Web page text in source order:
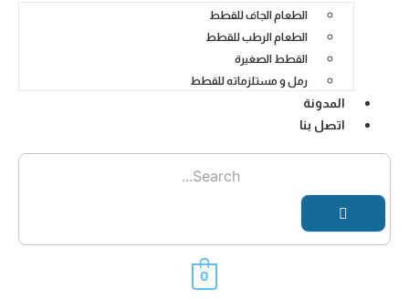
الطعام الجاف للقطط
الطعام الرطب للقطط
القطط الصغيرة
رمل و مستلزماته للقطط
المدونة
اتصل بنا
0